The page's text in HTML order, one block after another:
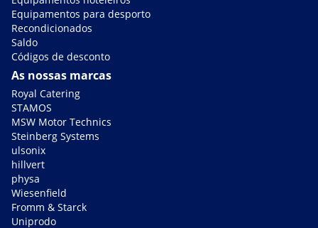
Equipamentos para desporto
Recondicionados
Saldo
Códigos de desconto
As nossas marcas
Royal Catering
STAMOS
MSW Motor Technics
Steinberg Systems
ulsonix
hillvert
physa
Wiesenfield
Fromm & Starck
Uniprodo